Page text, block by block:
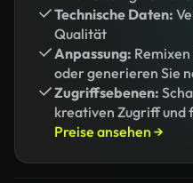
Technische Daten:
Qualität
Anpassung:
oder generieren Sie
Zugriffsebenen:
kreativen Zugriff
Preise ansehen →